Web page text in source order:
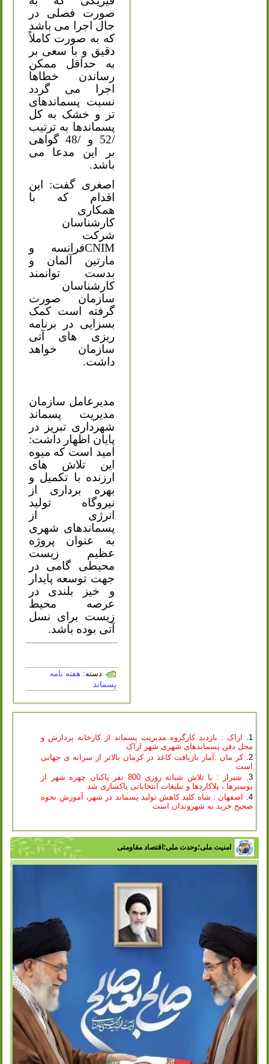
صورت فصلی در
حال اجرا می باشد
که به صورت کاملاً
دقیق و با سعی بر
به حداقل ممکن
رساندن خطاها
اجرا می گردد
نسبت پسماندهای
تر و خشک به کل
پسماندها به ترتیب
/52 و /48 گواهی
بر این مدعا می
باشد.
اصغری گفت: این
اقدام که با
همکاری
کارشناسان
شرکت
CNIMفرانسه و
مارتین آلمان و
بدست توانمند
کارشناسان
سازمان صورت
گرفته است کمک
بسزایی در برنامه
ریزی های آتی
سازمان خواهد
داشت.
مدیرعامل سازمان
مدیریت پسماند
شهرداری تبریز در
پایان اظهار داشت:
امید است که میوه
این تلاش های
ارزنده با تکمیل و
بهره برداری از
نیروگاه تولید
انرژی از
پسماندهای شهری
به عنوان پروژه
عظیم زیست
محیطی گامی در
جهت توسعه پایدار
و خیز بلندی در
عرصه محیط
زیست برای نسل
آتی بوده باشد.
دسته: هفته نامه
پسماند
اراک : بازدید کارگروه مدیریت پسماند از کارخانه پردازش و
محل دفن پسماندهای شهری شهر اراک
کر مان :‌آمار بازیافت کاغذ در کرمان بالاتر از سرانه ی جهانی
است
شیراز : با تلاش شبانه روزی 800 نفر پاکبان چهره شهر از
پوسترها ، پلاکاردها و تبلیغات انتخاباتی پاکسازی شد
اصفهان : شاه کلید کاهش تولید پسماند در شهر، آموزش نحوه
صحیح خرید به شهروندان است
امنیت ملی؛وحدت ملی؛اقتصاد مقاومتی